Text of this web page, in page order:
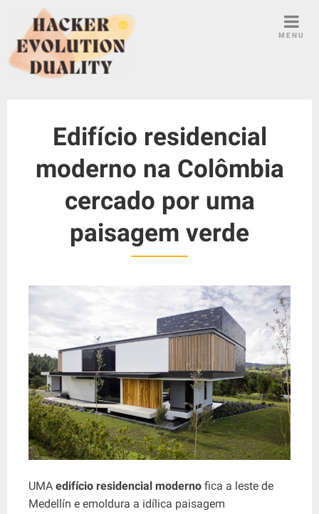
MENU
Edifício residencial
moderno na Colômbia
cercado por uma
paisagem verde
UMA edifício residencial moderno fica a leste de
Medellín e emoldura a idílica paisagem